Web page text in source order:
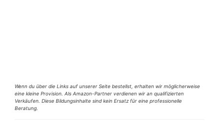
Wenn du über die Links auf unserer Seite bestellst, erhalten wir möglicherweise
eine kleine Provision. Als Amazon-Partner verdienen wir an qualifizierten
Verkäufen. Diese Bildungsinhalte sind kein Ersatz für eine professionelle
Beratung.